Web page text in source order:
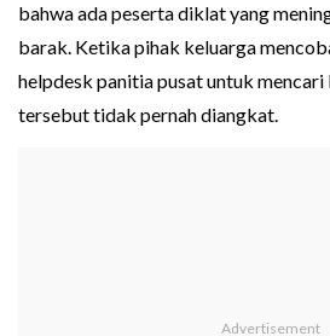
bahwa ada peserta diklat yang
barak. Ketika pihak keluarga
helpdesk panitia pusat untuk
tersebut tidak pernah diangkat.